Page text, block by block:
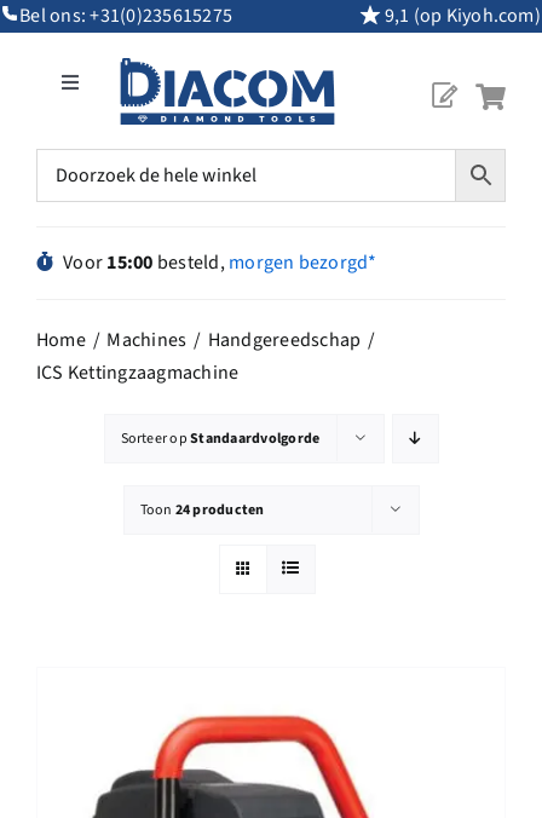
GaBel ons:+31(0)235615275 9,1 (op Kiyoh.com)
Toggle
Navigation
Mijn Account
Overig Gereedschap
Voor15:00 besteld,morgen bezorgd*
Home Machines
Handgereedschap
ICS Kettingzaagmachine
Sorteer opStandaardvolgorde
Toon 24 producten